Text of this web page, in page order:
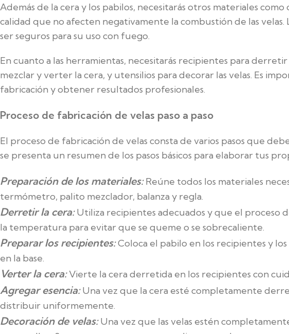
Además de la cera y los pabilos, necesitarás otros materiales
calidad que no afecten negativamente la combustión de las
ser seguros para su uso con fuego.
En cuanto a las herramientas, necesitarás recipientes para
mezclar y verter la cera, y utensilios para decorar las velas. Es
fabricación y obtener resultados profesionales.
Proceso de fabricación de velas paso a paso
El proceso de fabricación de velas consta de varios pasos que
se presenta un resumen de los pasos básicos para elaborar tus
Preparación de los materiales:Reúne todos los materiales
termómetro, palito mezclador, balanza y regla.
Derretir la cera:Utiliza recipientes adecuados y que el proceso
la temperatura para evitar que se queme o se sobrecaliente.
Preparar los recipientes:Coloca el pabilo en los recipientes y
en la base.
Verter la cera:Vierte la cera derretida en los recipientes con
Agregar esencia:Una vez que la cera esté completamente
distribuir uniformemente.
Decoración de velas:Una vez que las velas estén